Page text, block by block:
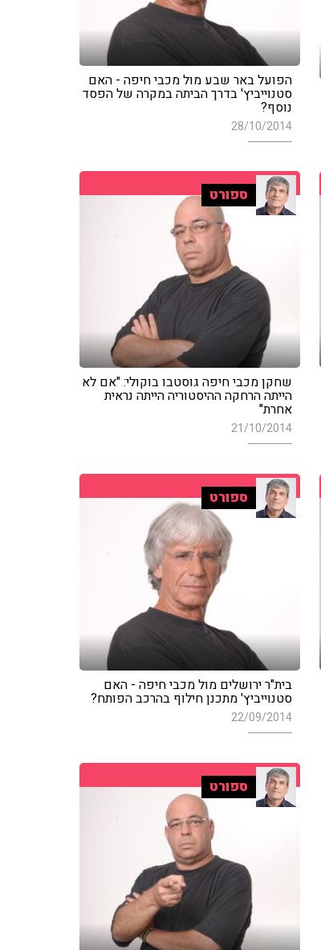
הפועל באר שבע מול מכבי חיפה - האם
סטנוייביץ' בדרך הביתה במקרה של הפסד
נוסף?
28/10/2014
ספורט
שחקן מכבי חיפה גוסטבו בוקולי: "אם לא
הייתה הרחקה ההיסטוריה הייתה נראית
אחרת"
21/10/2014
ספורט
בית"ר ירושלים מול מכבי חיפה - האם
סטנוייביץ' מתכנן חילוף בהרכב הפותח?
22/09/2014
ספורט